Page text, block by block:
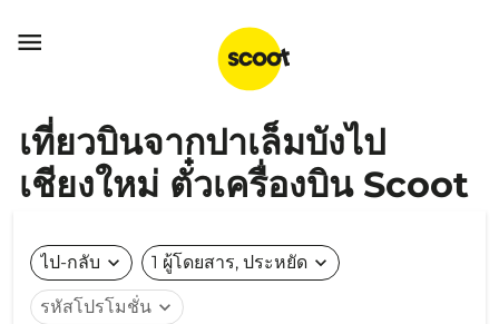

เที่ยวบินจากปาเล็มบังไป
เชียงใหม่ ตั๋วเครื่องบิน Scoot
ไป-กลับ expand_more 1 ผู้โดยสาร, ประหยัด expand_more
รหัสโปรโมชั่น expand_more